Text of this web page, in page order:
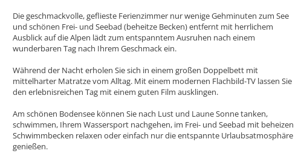
Die geschmackvolle, geflieste Ferienzimmer nur wenige Gehminuten zum See
und schönen Frei- und Seebad (beheitze Becken) entfernt mit herrlichem
Ausblick auf die Alpen lädt zum entspanntem Ausruhen nach einem
wunderbaren Tag nach Ihrem Geschmack ein.
Während der Nacht erholen Sie sich in einem großen Doppelbett mit
mittelharter Matratze vom Alltag. Mit einem modernen Flachbild-TV lassen Sie
den erlebnisreichen Tag mit einem guten Film ausklingen.
Am schönen Bodensee können Sie nach Lust und Laune Sonne tanken,
schwimmen, Ihrem Wassersport nachgehen, im Frei- und Seebad mit beheizen
Schwimmbecken relaxen oder einfach nur die entspannte Urlaubsatmosphäre
genießen.